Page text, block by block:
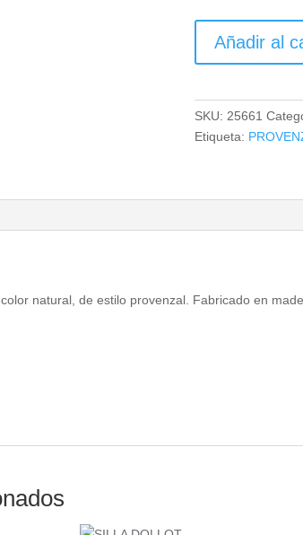
DECORATIVO
Añadir al
SKU: 25661
Etiqueta:
natural, de estilo provenzal. Fabricado en